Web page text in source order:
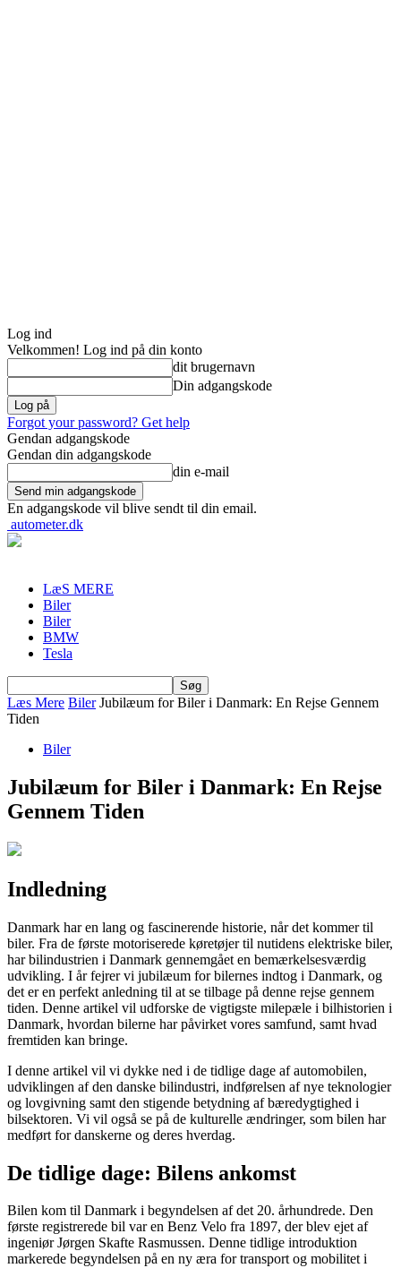
Log ind
Velkommen! Log ind på din konto
dit brugernavn
Din adgangskode
Forgot your password? Get help
Gendan adgangskode
Gendan din adgangskode
din e-mail
En adgangskode vil blive sendt til din email.
autometer.dk
LæS MERE
Biler
Biler
BMW
Tesla
Læs Mere Biler Jubilæum for Biler i Danmark: En Rejse Gennem
Tiden
Biler
Jubilæum for Biler i Danmark: En Rejse
Gennem Tiden
Indledning
Danmark har en lang og fascinerende historie, når det kommer til
biler. Fra de første motoriserede køretøjer til nutidens elektriske biler,
har bilindustrien i Danmark gennemgået en bemærkelsesværdig
udvikling. I år fejrer vi jubilæum for bilernes indtog i Danmark, og
det er en perfekt anledning til at se tilbage på denne rejse gennem
tiden. Denne artikel vil udforske de vigtigste milepæle i bilhistorien i
Danmark, hvordan bilerne har påvirket vores samfund, samt hvad
fremtiden kan bringe.
I denne artikel vil vi dykke ned i de tidlige dage af automobilen,
udviklingen af den danske bilindustri, indførelsen af nye teknologier
og lovgivning samt den stigende betydning af bæredygtighed i
bilsektoren. Vi vil også se på de kulturelle ændringer, som bilen har
medført for danskerne og deres hverdag.
De tidlige dage: Bilens ankomst
Bilen kom til Danmark i begyndelsen af det 20. århundrede. Den
første registrerede bil var en Benz Velo fra 1897, der blev ejet af
ingeniør Jørgen Skafte Rasmussen. Denne tidlige introduktion
markerede begyndelsen på en ny æra for transport og mobilitet i